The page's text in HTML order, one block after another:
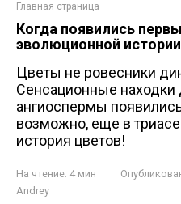
Главная страница
Когда появились
эволюционной
Цветы не ровесники
Сенсационные находки
ангиоспермы
возможно, еще в
история цветов!
На чтение: 4 мин
Andrey